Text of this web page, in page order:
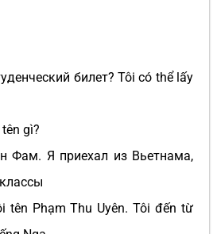
билет? Tôi có thể lấy
gì?
Фам. Я приехал из Вьетнама,
tên Phạm Thu Uyên. Tôi đến từ